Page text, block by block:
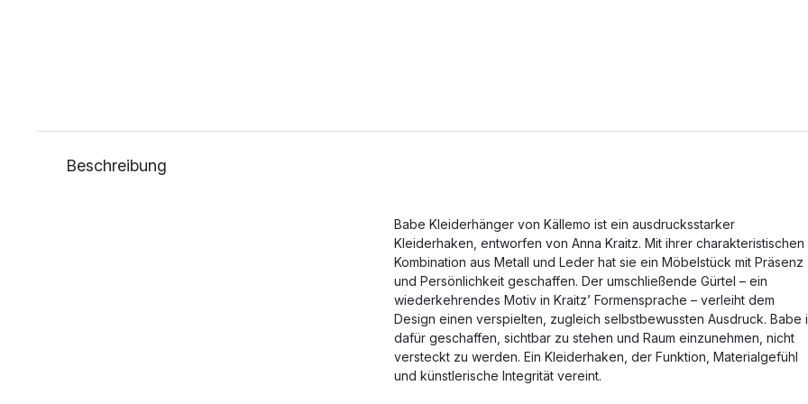
Beschreibung
Babe Kleiderhänger von Källemo ist ein ausdrucksstarker
Kleiderhaken, entworfen von Anna Kraitz. Mit ihrer charakteristischen
Kombination aus Metall und Leder hat sie ein Möbelstück mit Präsenz
und Persönlichkeit geschaffen. Der umschließende Gürtel – ein
wiederkehrendes Motiv in Kraitz’ Formensprache – verleiht dem
Design einen verspielten, zugleich selbstbewussten Ausdruck. Babe
dafür geschaffen, sichtbar zu stehen und Raum einzunehmen, nicht
versteckt zu werden. Ein Kleiderhaken, der Funktion, Materialgefühl
und künstlerische Integrität vereint.